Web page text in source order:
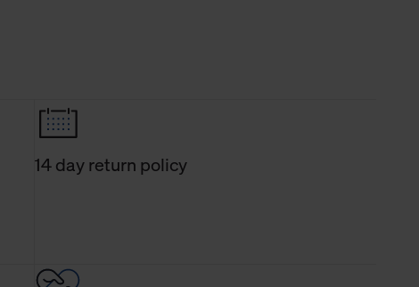
14 day return policy